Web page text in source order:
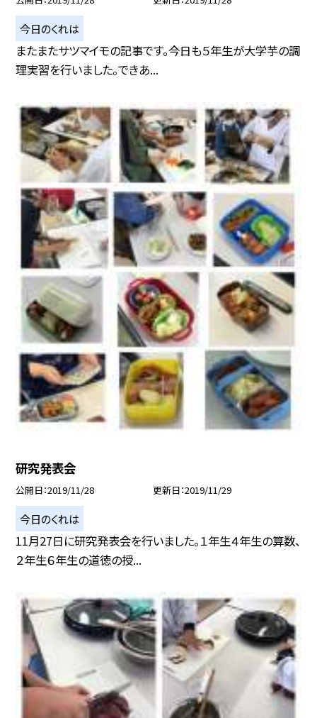
今日のくれは
またまたサツマイモの記事です。今日も５年生が大学芋の調
理実習を行いました。できあ...
研究発表会
公開日 2019/11/28 更新日 2019/11/29
今日のくれは
11月27日に研究発表会を行いました。１年生４年生の算数、
２年生６年生の道徳の授...